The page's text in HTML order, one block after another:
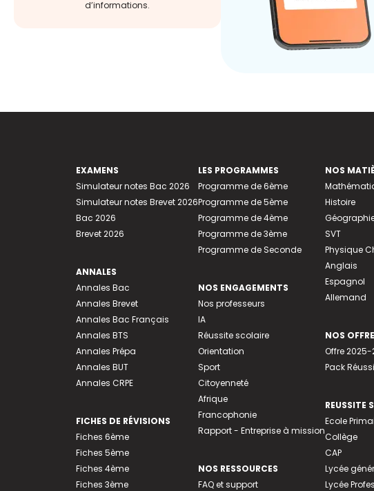
d’informations.
EXAMENS
Simulateur notes Bac 2026
Simulateur notes Brevet 2026
Bac 2026
Brevet 2026
ANNALES
Annales Bac
Annales Brevet
Annales Bac Français
Annales BTS
Annales Prépa
Annales BUT
Annales CRPE
FICHES DE RÉVISIONS
Fiches 6ème
Fiches 5ème
Fiches 4ème
Fiches 3ème
LES PROGRAMMES
Programme de 6ème
Programme de 5ème
Programme de 4ème
Programme de 3ème
Programme de Seconde
NOS ENGAGEMENTS
Nos professeurs
IA
Réussite scolaire
Orientation
Sport
Citoyenneté
Afrique
Francophonie
Rapport - Entreprise à mission
NOS RESSOURCES
FAQ et support
NOS
Histoire
SVT
Physique
Anglais
Espagnol
Allemand
NOS
Offre 2025-
Pack
REUSSITE
Ecole
Collège
CAP
Lycée
Lycée